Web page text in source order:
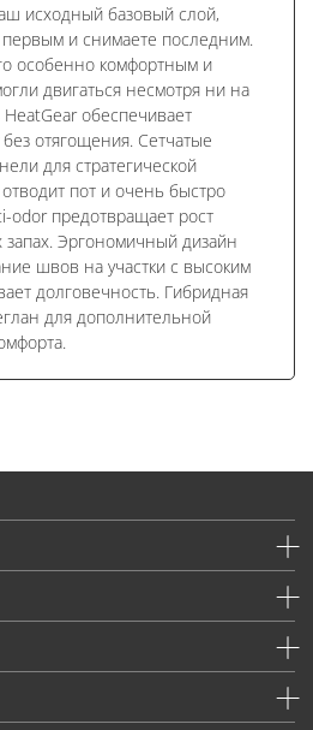
исходный базовый слой,
и снимаете последним.
особенно комфортным и
двигаться несмотря ни на
HeatGear обеспечивает
отягощения. Сетчатые
для стратегической
пот и очень быстро
odor предотвращает рост
Эргономичный дизайн
швов на участки с высоким
долговечность. Гибридная
для дополнительной